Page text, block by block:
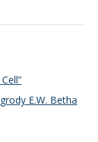
E.W. Betha